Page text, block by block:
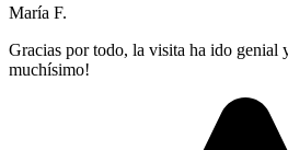
María F.
Gracias por todo, la visita ha ido genial
muchísimo!